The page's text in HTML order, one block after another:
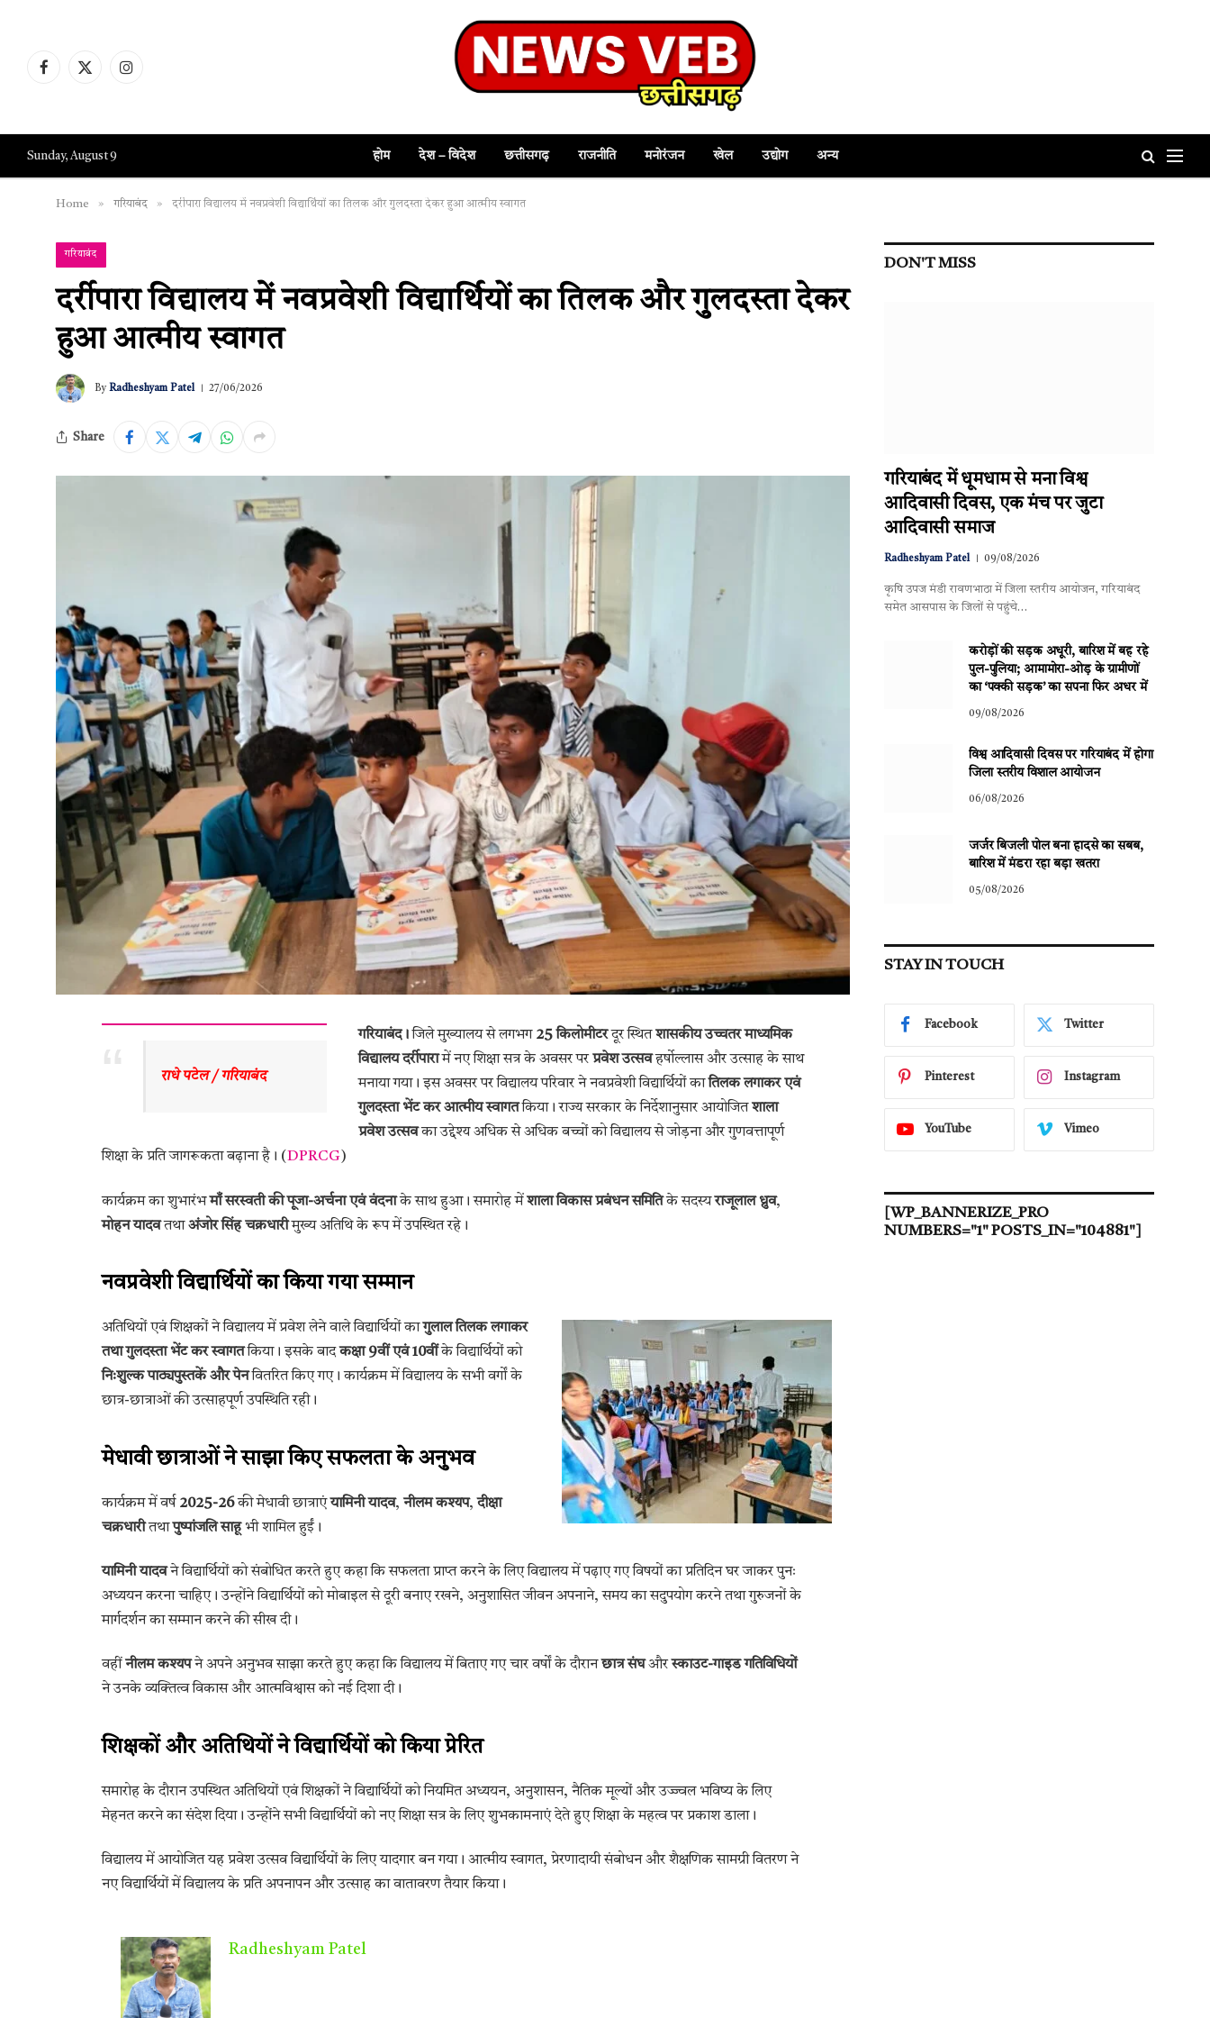
Facebook
X
Instagram
Sunday, August 9 होम देश – विदेश छत्तीसगढ़ राजनीति मनोरंजन खेल उद्योग अन्य
Home » गरियाबंद » दर्रीपारा विद्यालय में नवप्रवेशी विद्यार्थियों का तिलक और गुलदस्ता देकर हुआ आत्मीय स्वागत
गरियाबंद
दर्रीपारा विद्यालय में नवप्रवेशी विद्यार्थियों का तिलक और गुलदस्ता देकर
हुआ आत्मीय स्वागत
By Radheshyam Patel 27/06/2026
Share
राधे पटेल / गरियाबंद
गरियाबंद।जिले मुख्यालय से लगभग 25 किलोमीटरदूर स्थितशासकीय उच्चतर माध्यमिक
विद्यालय दर्रीपारामें नए शिक्षा सत्र के अवसर परप्रवेश उत्सवहर्षोल्लास और उत्साह के साथ
मनाया गया। इस अवसर पर विद्यालय परिवार ने नवप्रवेशी विद्यार्थियों कातिलक लगाकर एवं
गुलदस्ता भेंट कर आत्मीय स्वागतकिया। राज्य सरकार के निर्देशानुसार आयोजितशाला
प्रवेश उत्सवका उद्देश्य अधिक से अधिक बच्चों को विद्यालय से जोड़ना और गुणवत्तापूर्ण
शिक्षा के प्रति जागरूकता बढ़ाना है। (DPRCG)
कार्यक्रम का शुभारंभमाँ सरस्वती की पूजा-अर्चना एवं वंदनाके साथ हुआ। समारोह मेंशाला विकास प्रबंधन समितिके सदस्यराजूलाल ध्रुव,
मोहन यादवतथाअंजोर सिंह चक्रधारीमुख्य अतिथि के रूप में उपस्थित रहे।
नवप्रवेशी विद्यार्थियों का किया गया सम्मान
अतिथियों एवं शिक्षकों ने विद्यालय में प्रवेश लेने वाले विद्यार्थियों कागुलाल तिलक लगाकर
तथा गुलदस्ता भेंट कर स्वागतकिया। इसके बादकक्षा 9वीं एवं 10वींके विद्यार्थियों को
निःशुल्क पाठ्यपुस्तकें और पेनवितरित किए गए। कार्यक्रम में विद्यालय के सभी वर्गों के
छात्र-छात्राओं की उत्साहपूर्ण उपस्थिति रही।
मेधावी छात्राओं ने साझा किए सफलता के अनुभव
कार्यक्रम में वर्ष 2025-26की मेधावी छात्राएंयामिनी यादव, नीलम कश्यप,दीक्षा
चक्रधारीतथापुष्पांजलि साहूभी शामिल हुईं।
यामिनी यादवने विद्यार्थियों को संबोधित करते हुए कहा कि सफलता प्राप्त करने के लिए विद्यालय में पढ़ाए गए विषयों का प्रतिदिन घर जाकर पुनः
अध्ययन करना चाहिए। उन्होंने विद्यार्थियों को मोबाइल से दूरी बनाए रखने, अनुशासित जीवन अपनाने, समय का सदुपयोग करने तथा गुरुजनों के
मार्गदर्शन का सम्मान करने की सीख दी।
वहींनीलम कश्यपने अपने अनुभव साझा करते हुए कहा कि विद्यालय में बिताए गए चार वर्षों के दौरानछात्र संघऔरस्काउट-गाइड गतिविधियों
ने उनके व्यक्तित्व विकास और आत्मविश्वास को नई दिशा दी।
शिक्षकों और अतिथियों ने विद्यार्थियों को किया प्रेरित
समारोह के दौरान उपस्थित अतिथियों एवं शिक्षकों ने विद्यार्थियों को नियमित अध्ययन, अनुशासन, नैतिक मूल्यों और उज्ज्वल भविष्य के लिए
मेहनत करने का संदेश दिया। उन्होंने सभी विद्यार्थियों को नए शिक्षा सत्र के लिए शुभकामनाएं देते हुए शिक्षा के महत्व पर प्रकाश डाला।
विद्यालय में आयोजित यह प्रवेश उत्सव विद्यार्थियों के लिए यादगार बन गया। आत्मीय स्वागत, प्रेरणादायी संबोधन और शैक्षणिक सामग्री वितरण ने
नए विद्यार्थियों में विद्यालय के प्रति अपनापन और उत्साह का वातावरण तैयार किया।
Radheshyam Patel
DON'T MISS
गरियाबंद में धूमधाम से मना विश्व
आदिवासी दिवस, एक मंच पर जुटा
आदिवासी समाज
Radheshyam Patel 09/08/2026
कृषि उपज मंडी रावणभाठा में जिला स्तरीय आयोजन, गरियाबंद
समेत आसपास के जिलों से पहुंचे…
करोड़ों की सड़क अधूरी, बारिश में बह रहे
पुल-पुलिया; आमामोरा-ओड़ के ग्रामीणों
का ‘पक्की सड़क’ का सपना फिर अधर में
09/08/2026
विश्व आदिवासी दिवस पर गरियाबंद में होगा
जिला स्तरीय विशाल आयोजन
06/08/2026
जर्जर बिजली पोल बना हादसे का सबब,
बारिश में मंडरा रहा बड़ा खतरा
05/08/2026
STAY IN TOUCH
Facebook Twitter
Pinterest Instagram
YouTube Vimeo
[WP_BANNERIZE_PRO
NUMBERS="1" POSTS_IN="104881"]